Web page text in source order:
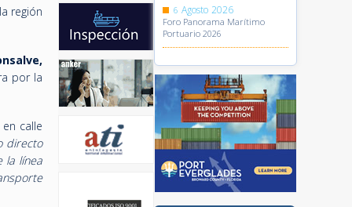
región
por la
calle
directo
la línea
6 Agosto 2026
Foro Panorama Marítimo
Portuario 2026